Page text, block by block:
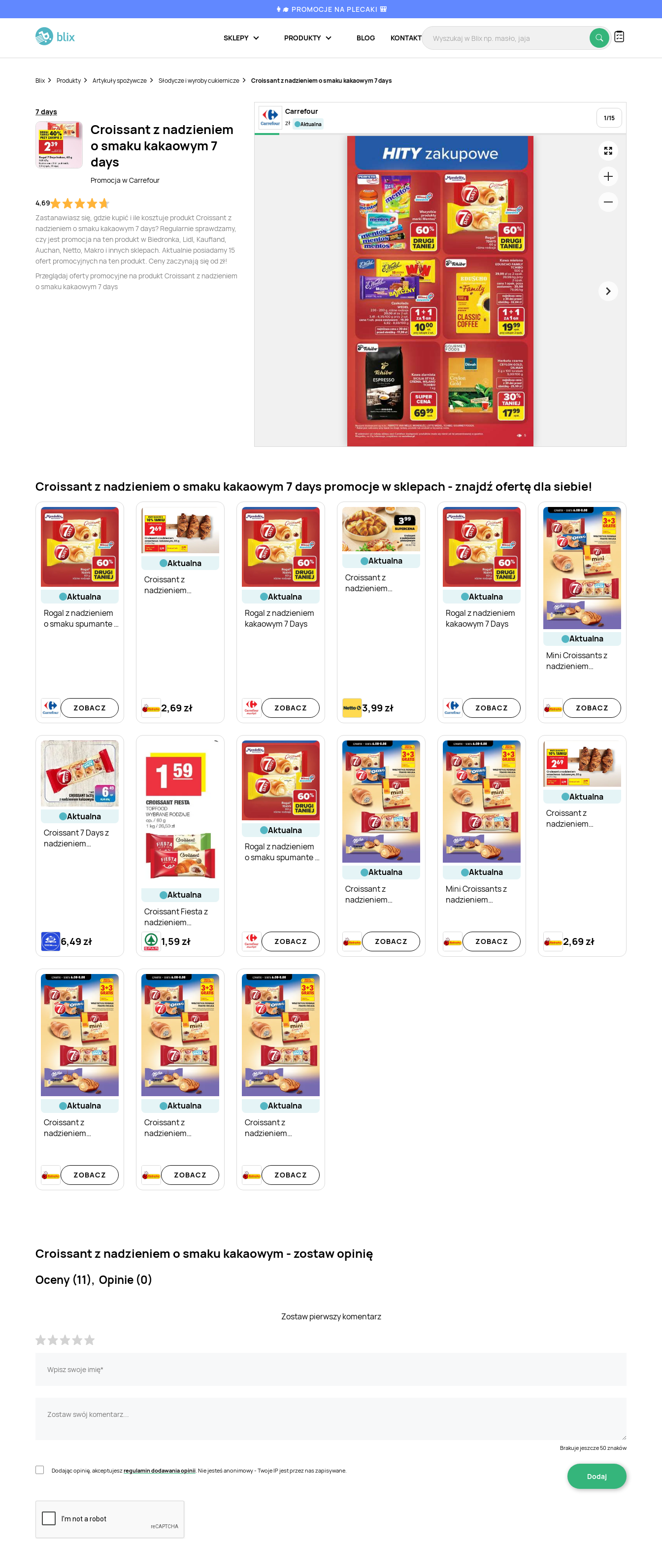
👩‍🎓 PROMOCJE NA PLECAKI 🎒
SKLEPY PRODUKTY BLOG KONTAKT
Blix Produkty Artykuły spożywcze Słodycze i wyroby cukiernicze Croissant z nadzieniem o smaku kakaowym 7 days
7 days
Croissant z nadzieniem
o smaku kakaowym 7
days
Promocja wCarrefour
4,69
Zastanawiasz się, gdzie kupić i ile kosztuje produkt Croissant z
nadzieniem o smaku kakaowym 7 days? Regularnie sprawdzamy,
czy jest promocja na ten produkt w Biedronka, Lidl, Kaufland,
Auchan, Netto, Makro i innych sklepach. Aktualnie posiadamy 15
ofert promocyjnych na ten produkt. Ceny zaczynają się od zł!
Przeglądaj oferty promocyjne na produkt Croissant z nadzieniem
o smaku kakaowym 7 days
Carrefour
zł aktualna
1/15
Croissant z nadzieniem o smaku kakaowym 7 days promocje w sklepach - znajdź ofertę dla siebie!
aktualna
Rogal z nadzieniem
o smaku spumante 7
ZOBACZ
aktualna
Croissant z
nadzieniem
2,69 zł
aktualna
Rogal z nadzieniem
kakaowym 7 Days
ZOBACZ
aktualna
Croissant z
nadzieniem
3,99 zł
aktualna
Rogal z nadzieniem
kakaowym 7 Days
ZOBACZ
aktualna
Mini Croissants z
nadzieniem
ZOBACZ
aktualna
Croissant 7 Days z
nadzieniem
6,49 zł
aktualna
Croissant Fiesta z
nadzieniem
kakaowym
1,59 zł
aktualna
Rogal z nadzieniem
o smaku spumante 7
ZOBACZ
aktualna
Croissant z
nadzieniem
ZOBACZ
aktualna
Mini Croissants z
nadzieniem
ZOBACZ
aktualna
Croissant z
nadzieniem
2,69 zł
aktualna
Croissant z
nadzieniem
ZOBACZ
aktualna
Croissant z
nadzieniem
ZOBACZ
aktualna
Croissant z
nadzieniem
ZOBACZ
Croissant z nadzieniem o smaku kakaowym - zostaw opinię
Oceny (11), Opinie (0)
Zostaw pierwszy komentarz
Brakuje jeszcze50 znaków
Dodając opinię, akceptujeszregulamin dodawania opinii . Nie jesteś anonimowy - Twoje IP jest przez nas zapisywane.